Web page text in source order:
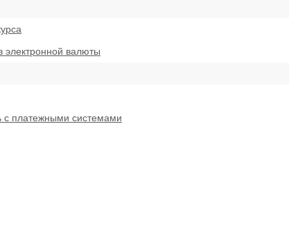
электронной валюты
с платежными системами